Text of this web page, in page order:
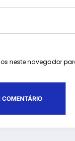
neste navegador